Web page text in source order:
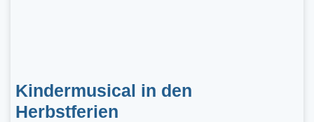
Kindermusical in den
Herbstferien